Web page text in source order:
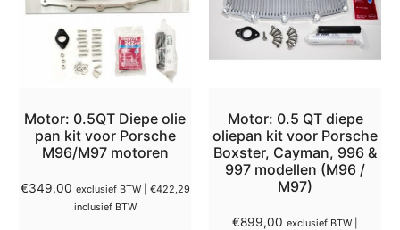
Motor: 0.5QT Diepe olie
pan kit voor Porsche
M96/M97 motoren
€349,00 exclusief BTW | €422,29
inclusief BTW
Motor: 0.5 QT diepe
oliepan kit voor Porsche
Boxster, Cayman, 996 &
997 modellen (M96 /
M97)
€899,00 exclusief BTW |